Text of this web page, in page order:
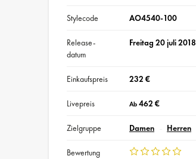
Stylecode AO4540-100
Release-
datum
Freitag 20 juli 2018
Einkaufspreis 232 €
Livepreis Ab462 €
Zielgruppe Damen Herren
Bewertung